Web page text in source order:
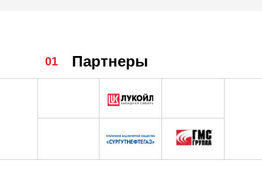
Партнеры
01